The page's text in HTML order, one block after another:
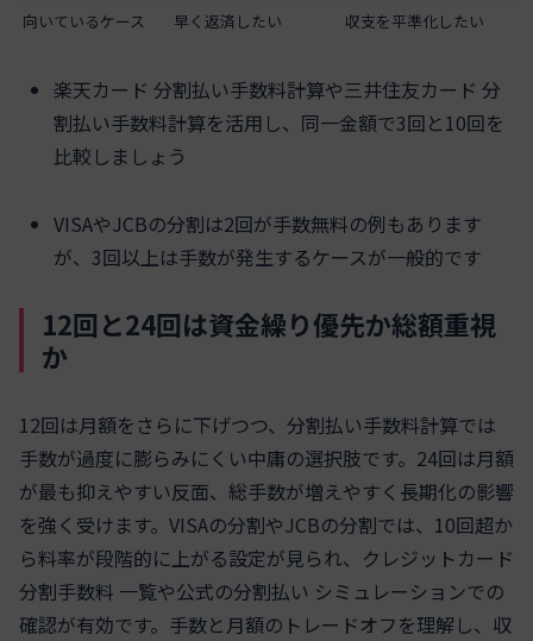
向いているケース
早く返済したい 収支を平準化したい
楽天カード 分割払い手数料計算や三井住友カード 分
割払い手数料計算を活用し、同一金額で3回と10回を
比較しましょう
VISAやJCBの分割は2回が手数無料の例もあります
が、3回以上は手数が発生するケースが一般的です
12回と24回は資金繰り優先か総額重視
か
12回は月額をさらに下げつつ、分割払い手数料計算では
手数が過度に膨らみにくい中庸の選択肢です。24回は月額
が最も抑えやすい反面、総手数が増えやすく長期化の影響
を強く受けます。VISAの分割やJCBの分割では、10回超か
ら料率が段階的に上がる設定が見られ、クレジットカード
分割手数料 一覧や公式の分割払い シミュレーションでの
確認が有効です。手数と月額のトレードオフを理解し、収